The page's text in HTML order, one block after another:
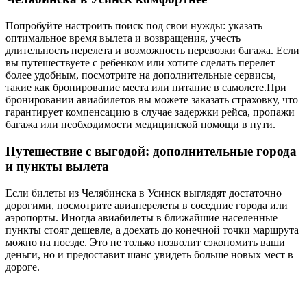
Попробуйте настроить поиск под свои нужды: указать
оптимальное время вылета и возвращения, учесть
длительность перелета и возможность перевозки багажа. Если
вы путешествуете с ребенком или хотите сделать перелет
более удобным, посмотрите на дополнительные сервисы,
такие как бронирование места или питание в самолете.При
бронировании авиабилетов вы можете заказать страховку, что
гарантирует компенсацию в случае задержки рейса, пропажи
багажа или необходимости медицинской помощи в пути.
Путешествие с выгодой: дополнительные города
и пункты вылета
Если билеты из Челябинска в Усинск выглядят достаточно
дорогими, посмотрите авиаперелеты в соседние города или
аэропорты. Иногда авиабилеты в ближайшие населенные
пункты стоят дешевле, а доехать до конечной точки маршрута
можно на поезде. Это не только позволит сэкономить ваши
деньги, но и предоставит шанс увидеть больше новых мест в
дороге.